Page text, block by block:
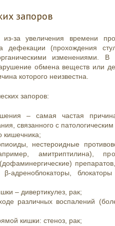
запоров
из-за увеличения времени
дефекации (прохождения
изменениями.
обмена веществ или
которого неизвестна.
запоров:
– самая частая
связанного с
кишечника;
нестероидные
амитриптилина),
β-адреноблокаторы,
– дивертикулез, рак;
различных воспалений
кишки: стеноз, рак;